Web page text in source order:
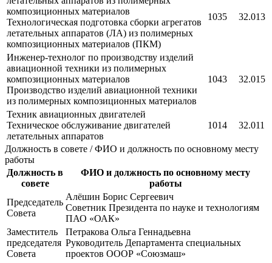
композиционных материалов
Технологическая подготовка сборки агрегатов
летательных аппаратов (ЛА) из полимерных
композиционных материалов (ПКМ)
1035 32.013
Инженер-технолог по производству изделий
авиационной техники из полимерных
композиционных материалов
Производство изделий авиационной техники
из полимерных композиционных материалов
1043 32.015
Техник авиационных двигателей
Техническое обслуживание двигателей
летательных аппаратов
1014 32.011
Должность в совете / ФИО и должность по основному месту
работы
Должность в
совете
ФИО и должность по основному месту
работы
Председатель
Совета
Алёшин Борис Сергеевич
Советник Президента по науке и технологиям
ПАО «ОАК»
Заместитель
председателя
Совета
Петракова Ольга Геннадьевна
Руководитель Департамента специальных
проектов ОООР «Союзмаш»